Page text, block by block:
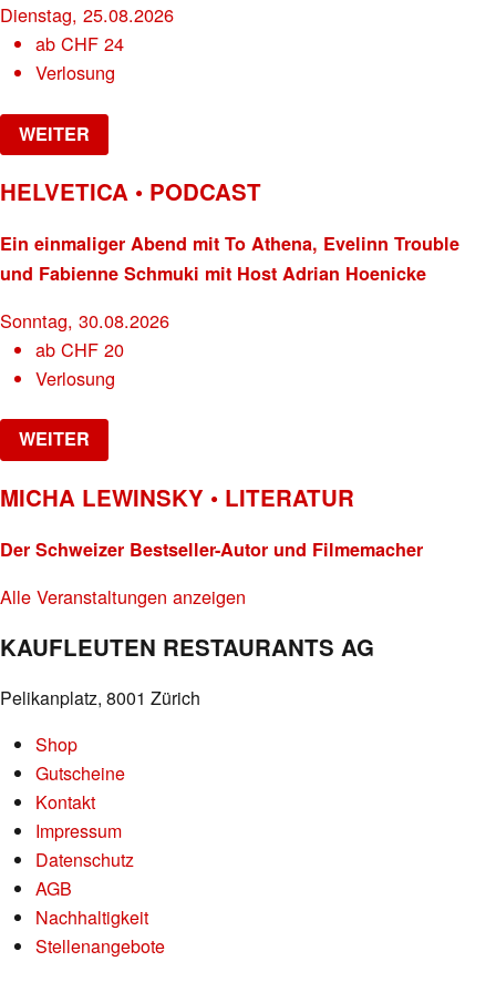
Dienstag, 25.08.2026
abCHF 24
Verlosung
WEITER
HELVETICA • PODCAST
Ein einmaliger Abend mit To Athena, Evelinn Trouble
und Fabienne Schmuki mit Host Adrian Hoenicke
Sonntag, 30.08.2026
abCHF 20
Verlosung
WEITER
MICHA LEWINSKY • LITERATUR
Der Schweizer Bestseller-Autor und Filmemacher
Alle Veranstaltungen anzeigen
KAUFLEUTEN RESTAURANTS AG
Pelikanplatz, 8001 Zürich
Shop
Gutscheine
Kontakt
Impressum
Datenschutz
AGB
Nachhaltigkeit
Stellenangebote